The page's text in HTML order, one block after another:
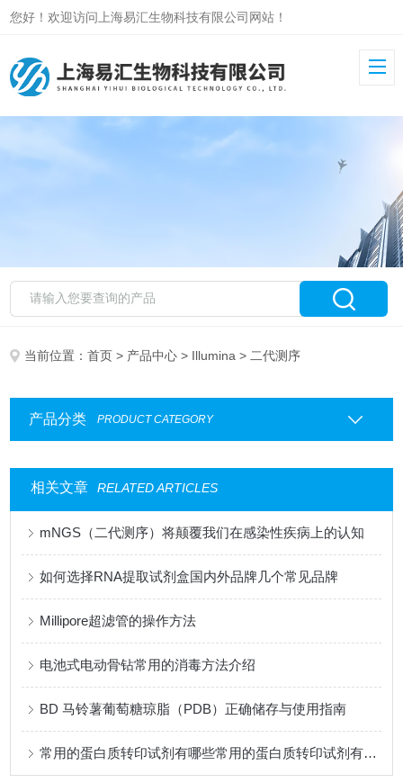
您好！欢迎访问上海易汇生物科技有限公司网站！
当前位置：首页 > 产品中心 > Illumina > 二代测序
产品分类 PRODUCT CATEGORY
相关文章 RELATED ARTICLES
mNGS（二代测序）将颠覆我们在感染性疾病上的认知
如何选择RNA提取试剂盒国内外品牌几个常见品牌
Millipore超滤管的操作方法
电池式电动骨钻常用的消毒方法介绍
BD 马铃薯葡萄糖琼脂（PDB）正确储存与使用指南
常用的蛋白质转印试剂有哪些常用的蛋白质转印试剂有哪些